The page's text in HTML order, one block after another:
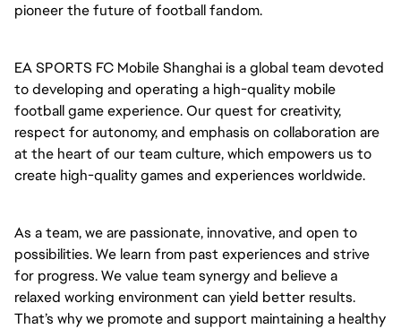
pioneer the future of football fandom.
EA SPORTS FC Mobile Shanghai is a global team devoted
to developing and operating a high-quality mobile
football game experience. Our quest for creativity,
respect for autonomy, and emphasis on collaboration are
at the heart of our team culture, which empowers us to
create high-quality games and experiences worldwide.
As a team, we are passionate, innovative, and open to
possibilities. We learn from past experiences and strive
for progress. We value team synergy and believe a
relaxed working environment can yield better results.
That’s why we promote and support maintaining a healthy